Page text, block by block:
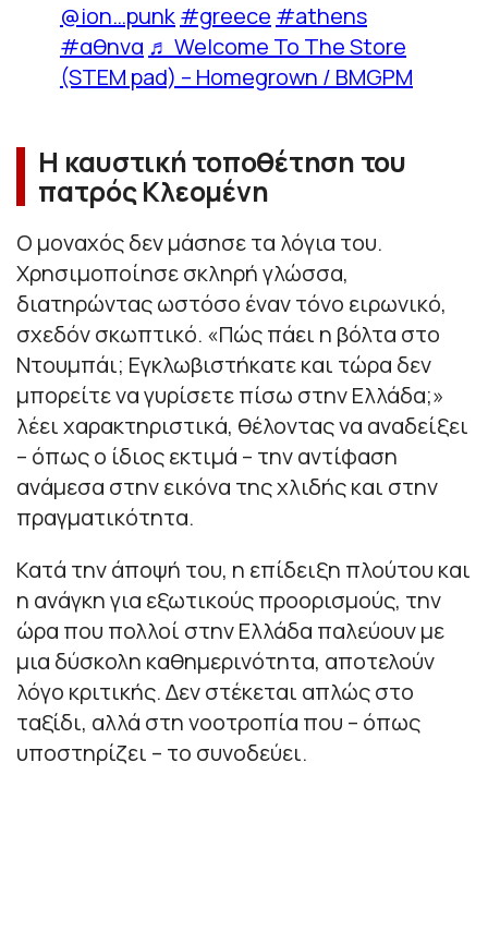
@ion…punk#greece #athens
#αθηνα ♬ Welcome To The Store
(STEM pad) – Homegrown / BMGPM
Η καυστική τοποθέτηση του
πατρός Κλεομένη
Ο μοναχός δεν μάσησε τα λόγια του.
Χρησιμοποίησε σκληρή γλώσσα,
διατηρώντας ωστόσο έναν τόνο ειρωνικό,
σχεδόν σκωπτικό. «Πώς πάει η βόλτα στο
Ντουμπάι; Εγκλωβιστήκατε και τώρα δεν
μπορείτε να γυρίσετε πίσω στην Ελλάδα;»
λέει χαρακτηριστικά, θέλοντας να αναδείξει
– όπως ο ίδιος εκτιμά – την αντίφαση
ανάμεσα στην εικόνα της χλιδής και στην
πραγματικότητα.
Κατά την άποψή του, η επίδειξη πλούτου και
η ανάγκη για εξωτικούς προορισμούς, την
ώρα που πολλοί στην Ελλάδα παλεύουν με
μια δύσκολη καθημερινότητα, αποτελούν
λόγο κριτικής. Δεν στέκεται απλώς στο
ταξίδι, αλλά στη νοοτροπία που – όπως
υποστηρίζει – το συνοδεύει.